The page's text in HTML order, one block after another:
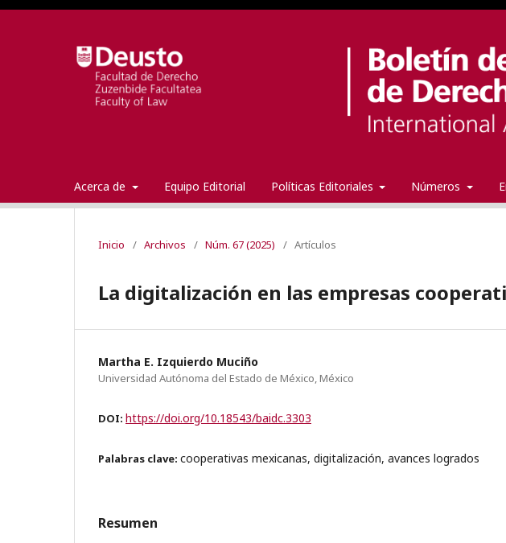
Acerca de Equipo Editorial Políticas Editoriales Números
Inicio / Archivos / Núm. 67 (2025) / Artículos
La digitalización en las empresas
Martha E. Izquierdo Muciño
Universidad Autónoma del Estado de México, México
DOI: https://doi.org/10.18543/baidc.3303
Palabras clave: cooperativas mexicanas, digitalización, avances logrados
Resumen